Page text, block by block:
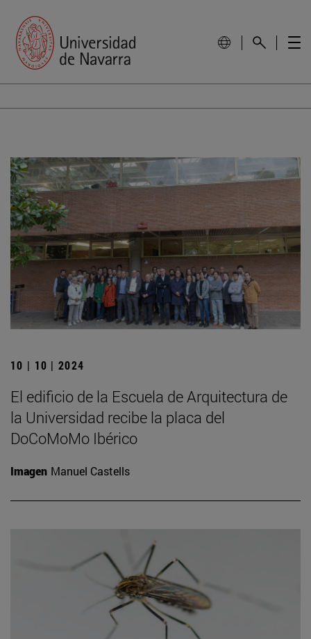
10 | 10 | 2024
El edificio de la Escuela de Arquitectura de
la Universidad recibe la placa del
DoCoMoMo Ibérico
Imagen Manuel Castells